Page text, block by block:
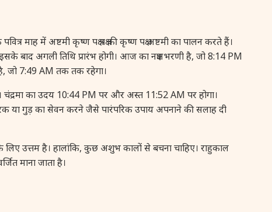
17 August, 2026 Malayalam New Year
17 August, 2026 Shravan Somwar Vrat
17 August, 2026 Simha Sankranti
में अष्टमी कृष्ण पक्ष पक्ष की कृष्ण पक्ष अष्टमी का पालन करते हैं।
बाद अगली तिथि प्रारंभ होगी। आज का नक्षत्र भरणी है, जो 8:14 PM
जो 7:49 AM तक तक रहेगा।
का उदय 10:44 PM पर और अस्त 11:52 AM पर होगा।
या गुड़ का सेवन करने जैसे पारंपरिक उपाय अपनाने की सलाह दी
उत्तम है। हालांकि, कुछ अशुभ कालों से बचना चाहिए। राहुकाल
माना जाता है।